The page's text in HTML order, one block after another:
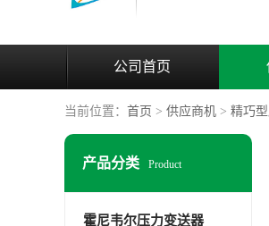
公司首页
当前位置： 首页 > 供应商机 > 精巧
产品分类 Product
霍尼韦尔压力变送器